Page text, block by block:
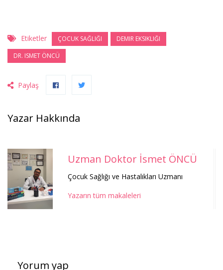
Etiketler ÇOCUK SAĞLIĞI
DEMIR EKSIKLIĞI
DR. ISMET ÖNCÜ
Paylaş
Yazar Hakkında
Uzman Doktor İsmet ÖNCÜ
Çocuk Sağlığı ve Hastalıkları Uzmanı
Yazarın tüm makaleleri
Yorum yap